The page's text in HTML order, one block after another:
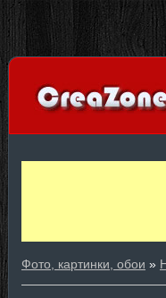
Фото, картинки, обои »